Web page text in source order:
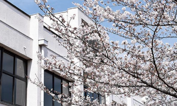
ート（福利厚生）トップ
らし・相談・アルバイト
外国人留学生
在籍者出身校一覧
卒業生の方へ
企業の方へ
地域の方へ